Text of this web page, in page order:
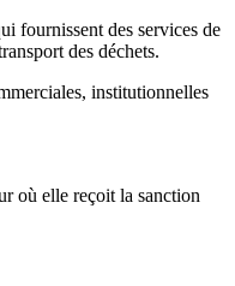
fournissent des services de
des déchets.
institutionnelles
où elle reçoit la sanction